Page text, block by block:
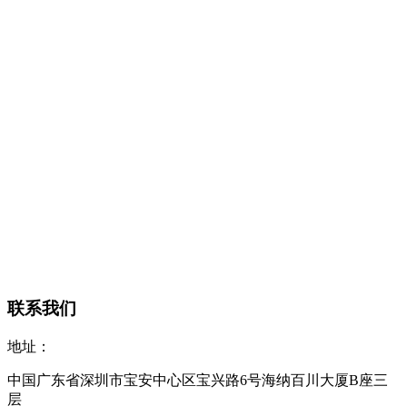
联系我们
地址：
中国广东省深圳市宝安中心区宝兴路6号海纳百川大厦B座三
层